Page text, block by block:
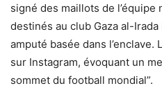
signé des maillots de
destinés au club Gaza al-
amputé basée dans l’enclave.
sur Instagram, évoquant un
sommet du football mondial”.